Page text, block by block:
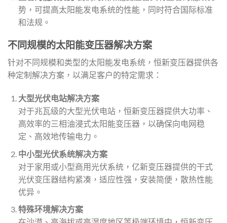
势，可提高太阳能发电系统的性能，同时符合国际标准
和法规。
不同规模的太阳能变压器解决方案
针对不同规模和类型的太阳能发电系统，恒新变压器提供各
种定制解决方案，以满足客户的特定需求：
大型光伏电站解决方案
对于兆瓦级的大型光伏电站，恒新变压器提供大功率、
高效率的三相油浸式太阳能变压器，以确保向电网稳
定、高效地传输电力。
中小型光伏系统解决方案
对于家用或小型商用光伏系统，亿新变压器提供的干式
光伏变压器结构紧凑，适应性强，安装简便，散热性能
优异。
特殊环境解决方案